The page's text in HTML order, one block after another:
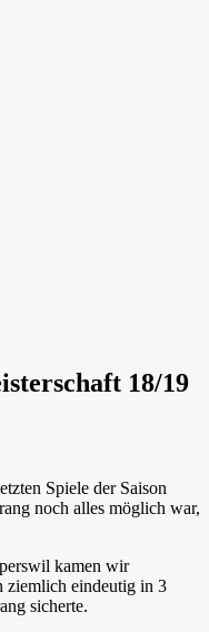
18/19
Spiele der Saison
noch alles möglich war,
kamen wir
ziemlich eindeutig in 3
sicherte.